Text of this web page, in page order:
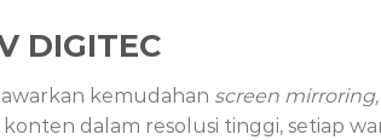
DIGITEC
kemudahan screen mirroring,
dalam resolusi tinggi, setiap